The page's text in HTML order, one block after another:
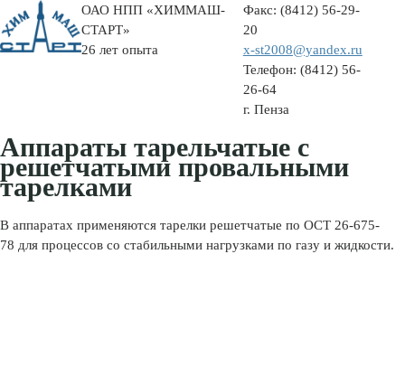
ОАО НПП «ХИММАШ-
СТАРТ»
26 лет опыта
Факс: (8412) 56-29-
20
x-st2008@yandex.ru
Телефон: (8412) 56-
26-64
г. Пенза
Аппараты тарельчатые с
решетчатыми провальными
тарелками
В аппаратах применяются тарелки решетчатые по ОСТ 26-675-
78 для процессов со стабильными нагрузками по газу и жидкости.